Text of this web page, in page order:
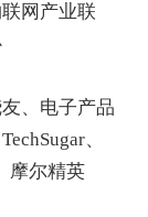
网产业联
、电子产品
、
摩尔精英